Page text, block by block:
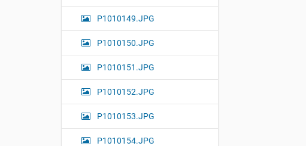
P1010149.JPG
P1010150.JPG
P1010151.JPG
P1010152.JPG
P1010153.JPG
P1010154.JPG